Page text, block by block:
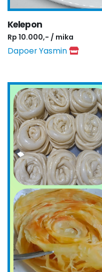
Kelepon
Rp 10.000,- / mika
Dapoer Yasmin